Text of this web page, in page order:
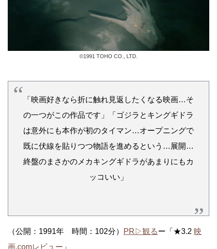
©1991 TOHO CO., LTD.
「映画好きなら折に触れ見返したくなる映画…そ
の一つがこの作品です」「ゴジラとキングギドラ
は意外にも本作が初のタイマン…オープニングで
既に伏線を貼りつつ物語を進めるという…展開…
終盤のまさかのメカキングギドラがあまりにもカ
ッコいい」
（公開：1991年 時間：102分） PR▷観るー「★3.2 映
画.comレビュー 」